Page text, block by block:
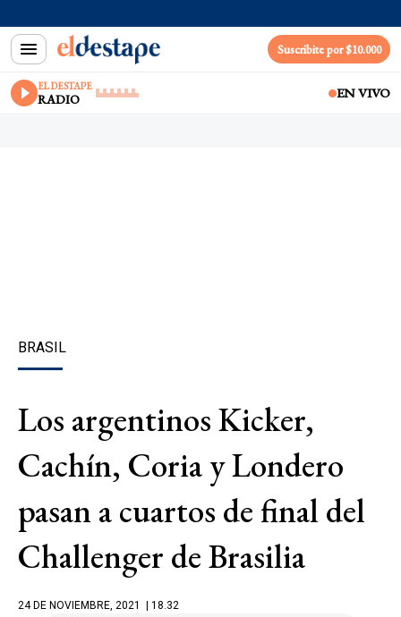
Suscribite por $10.000
EL DESTAPE
RADIO EN VIVO
BRASIL
Los argentinos Kicker,
Cachín, Coria y Londero
pasan a cuartos de final del
Challenger de Brasilia
24 DE NOVIEMBRE, 2021 | 18.32